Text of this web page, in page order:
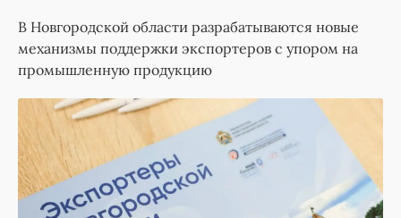
В Новгородской области разрабатываются новые
механизмы поддержки экспортеров с упором на
промышленную продукцию